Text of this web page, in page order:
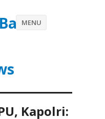
MENU
Kapolri: